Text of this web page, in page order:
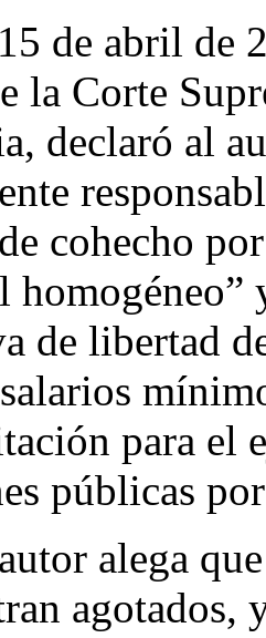
de abril de
la Corte
declaró al
cohecho
homogéneo”
de libertad
para el
públicas
alega
agotados,